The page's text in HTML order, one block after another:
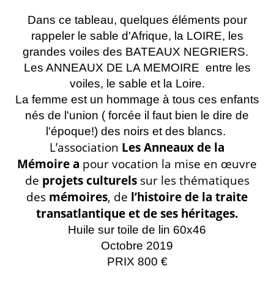
Dans ce tableau, quelques éléments pour
rappeler le sable d'Afrique, la LOIRE, les
grandes voiles des BATEAUX NEGRIERS.
Les ANNEAUX DE LA MEMOIRE entre les
voiles, le sable et la Loire.
La femme est un hommage à tous ces enfants
nés de l'union ( forcée il faut bien le dire de
l'époque!) des noirs et des blancs.
L’association Les Anneaux de la
Mémoire a pour vocation la mise en œuvre
de projets culturelssur les thématiques
des mémoires, de l’histoire de la traite
transatlantique et de ses héritages.
Huile sur toile de lin 60x46
Octobre 2019
PRIX 800 €